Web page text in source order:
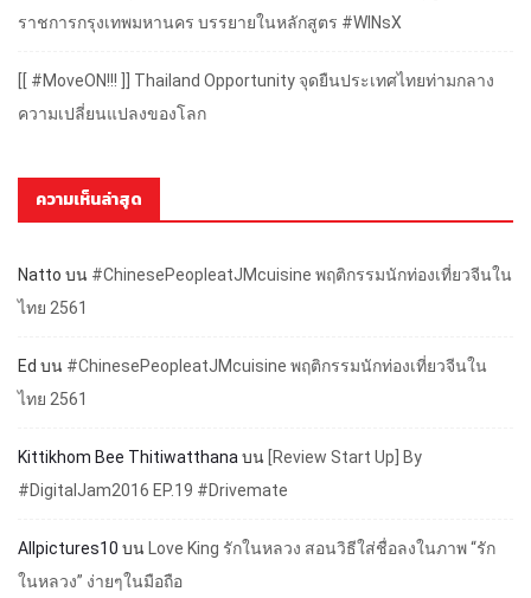
ราชการกรุงเทพมหานคร บรรยายในหลักสูตร #WINsX
[[ #MoveON!!! ]] Thailand Opportunity จุดยืนประเทศไทยท่ามกลาง
ความเปลี่ยนแปลงของโลก
ความเห็นล่าสุด
Natto บน #ChinesePeopleatJMcuisine พฤติกรรมนักท่องเที่ยวจีนใน
ไทย 2561
Ed บน #ChinesePeopleatJMcuisine พฤติกรรมนักท่องเที่ยวจีนใน
ไทย 2561
Kittikhom Bee Thitiwatthana บน [Review Start Up] By
#DigitalJam2016 EP.19 #Drivemate
Allpictures10 บน
Love King รักในหลวง สอนวิธีใส่ชื่อลงในภาพ “รัก
ในหลวง” ง่ายๆในมือถือ